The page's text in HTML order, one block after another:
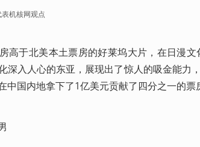
机核网观点
高于北美本土票房的好莱坞大片，在日漫
深入人心的东亚，展现出了惊人的吸金能力
中国内地拿下了1亿美元贡献了四分之一的票